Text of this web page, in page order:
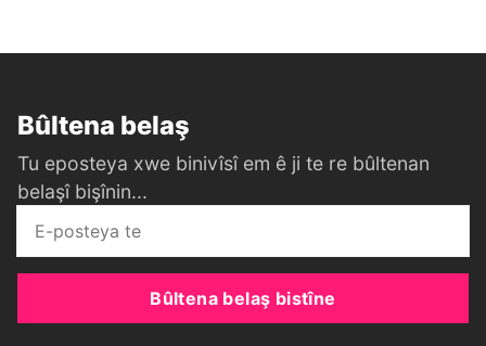
Bûltena belaş
Tu eposteya xwe binivîsî em ê ji te re bûltenan
belaşî bişînin...
Bûltena belaş bistîne